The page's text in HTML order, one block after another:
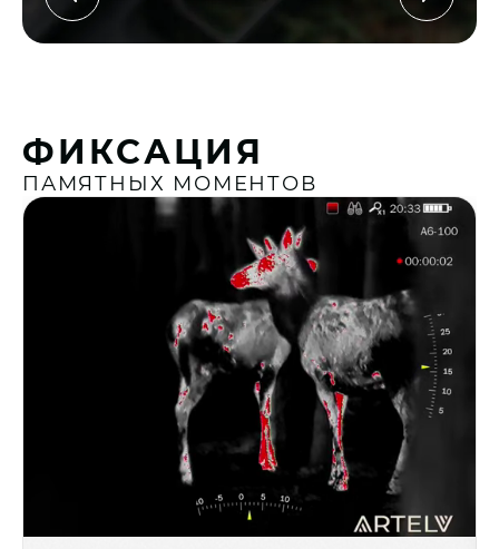
ФИКСАЦИЯ
ПАМЯТНЫХ МОМЕНТОВ